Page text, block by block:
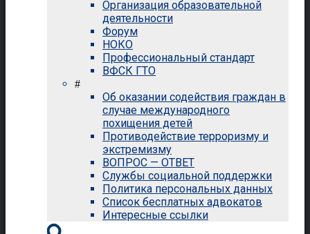
Организация образовательной
деятельности
Форум
НОКО
Профессиональный стандарт
ВФСК ГТО
#
Об оказании содействия граждан в
случае международного
похищения детей
Противодействие терроризму и
экстремизму
ВОПРОС — ОТВЕТ
Службы социальной поддержки
Политика персональных данных
Список бесплатных адвокатов
Интересные ссылки